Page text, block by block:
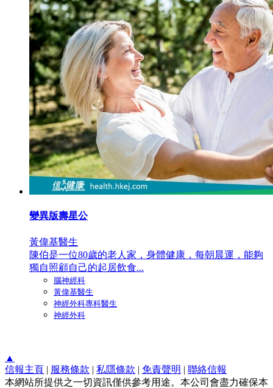
變異版壽星公
黃偉基醫生
陳伯是一位80歲的老人家，身體健康，每朝晨運，能夠
獨自照顧自己的起居飲食...
腦神經科
黃偉基醫生
神經外科專科醫生
神經外科
▲
信報主頁 | 服務條款 | 私隱條款 | 免責聲明 | 聯絡信報
本網站所提供之一切資訊僅供參考用途。本公司會盡力確保本